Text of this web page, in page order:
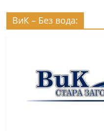
ВиК – Без вода: